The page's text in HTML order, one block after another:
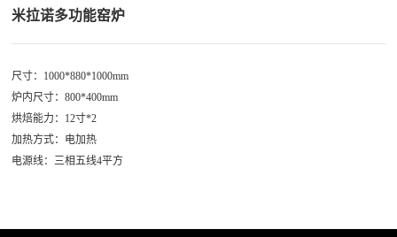
米拉诺多功能窑炉
尺寸：1000*880*1000mm
炉内尺寸：800*400mm
烘焙能力：12寸*2
加热方式：电加热
电源线：三相五线4平方